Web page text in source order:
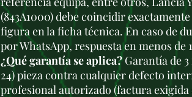
(843A1000) debe coincidir
figura en la ficha técnica. En caso de
por WhatsApp, respuesta en menos de
¿Qué garantía se aplica? Garantía de
24) pieza contra cualquier defecto
profesional autorizado (factura exigida